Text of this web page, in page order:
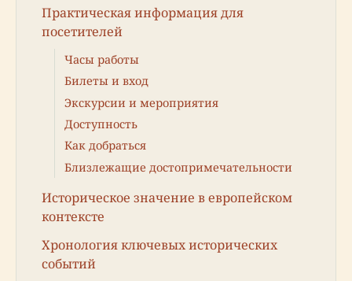
Практическая информация для
посетителей
Часы работы
Билеты и вход
Экскурсии и мероприятия
Доступность
Как добраться
Близлежащие достопримечательности
Историческое значение в европейском
контексте
Хронология ключевых исторических
событий